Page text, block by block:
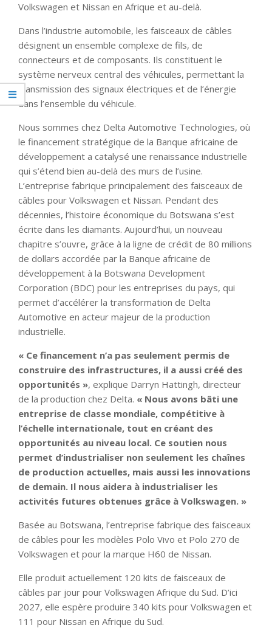
Volkswagen et Nissan en Afrique et au-delà.
Dans l’industrie automobile, les faisceaux de câbles
désignent un ensemble complexe de fils, de
connecteurs et de composants. Ils constituent le
système nerveux central des véhicules, permettant la
transmission des signaux électriques et de l’énergie
dans l’ensemble du véhicule.
Nous sommes chez Delta Automotive Technologies, où
le financement stratégique de la Banque africaine de
développement a catalysé une renaissance industrielle
qui s’étend bien au-delà des murs de l’usine.
L’entreprise fabrique principalement des faisceaux de
câbles pour Volkswagen et Nissan. Pendant des
décennies, l’histoire économique du Botswana s’est
écrite dans les diamants. Aujourd’hui, un nouveau
chapitre s’ouvre, grâce à la ligne de crédit de 80 millions
de dollars accordée par la Banque africaine de
développement à la Botswana Development
Corporation (BDC) pour les entreprises du pays, qui
permet d’accélérer la transformation de Delta
Automotive en acteur majeur de la production
industrielle.
« Ce financement n’a pas seulement permis de
construire des infrastructures, il a aussi créé des
opportunités », explique Darryn Hattingh, directeur
de la production chez Delta. « Nous avons bâti une
entreprise de classe mondiale, compétitive à
l’échelle internationale, tout en créant des
opportunités au niveau local. Ce soutien nous
permet d’industrialiser non seulement les chaînes
de production actuelles, mais aussi les innovations
de demain. Il nous aidera à industrialiser les
activités futures obtenues grâce à Volkswagen. »
Basée au Botswana, l’entreprise fabrique des faisceaux
de câbles pour les modèles Polo Vivo et Polo 270 de
Volkswagen et pour la marque H60 de Nissan.
Elle produit actuellement 120 kits de faisceaux de
câbles par jour pour Volkswagen Afrique du Sud. D’ici
2027, elle espère produire 340 kits pour Volkswagen et
111 pour Nissan en Afrique du Sud.